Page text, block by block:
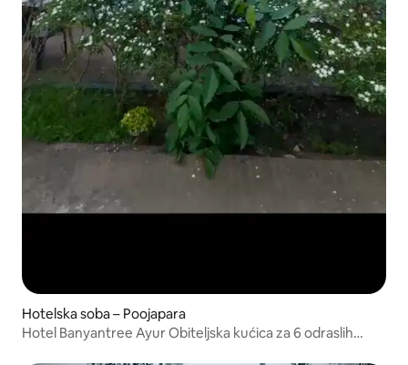
Hotelska soba – Poojapara
Hotel Banyantree Ayur Obiteljska kućica za 6 odraslih